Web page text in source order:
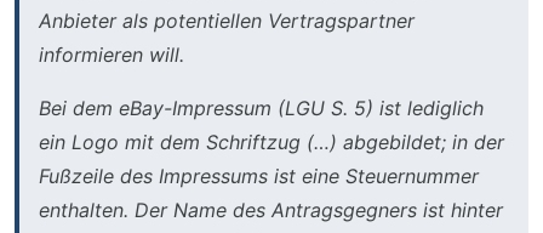
Anbieter als potentiellen Vertragspartner
informieren will.
Bei dem eBay-Impressum (LGU S. 5) ist lediglich
ein Logo mit dem Schriftzug (…) abgebildet; in der
Fußzeile des Impressums ist eine Steuernummer
enthalten. Der Name des Antragsgegners ist hinter